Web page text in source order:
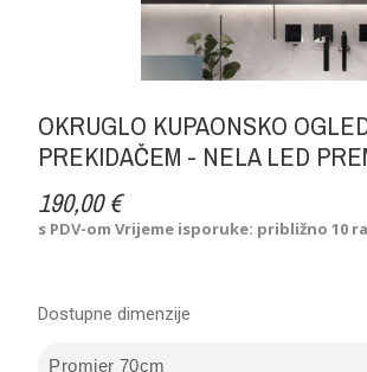
OKRUGLO KUPAONSKO
PREKIDAČEM - NELA LED
190,00 €
s PDV-omVrijeme isporuke: približno 10
Dostupne dimenzije